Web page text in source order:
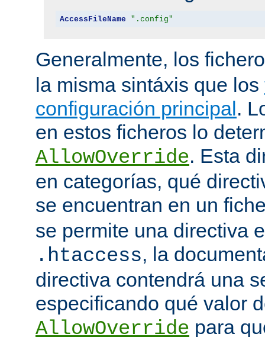
AccessFileName ".config"
Generalmente, los
la misma sintáxis que los
configuración principal.
en estos ficheros lo
AllowOverride. Esta
en categorías, qué
se encuentran en un
se permite una directiva
.htaccess, la
directiva contendrá una
especificando qué valor
AllowOverride para